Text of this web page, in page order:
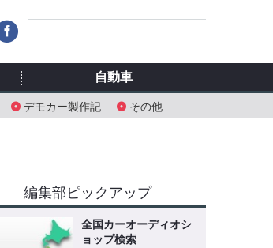
デモカー製作記 その他
自動車
編集部ピックアップ
全国カーオーディオシ
ョップ検索